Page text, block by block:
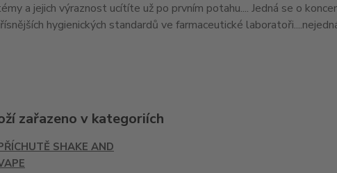
a jejich výraznost ucítíte už po prvním potahu.... Jedná se o
hygienických standardů ve farmaceutické
zařazeno v kategoriích
SHAKE AND